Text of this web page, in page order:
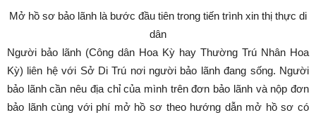
Mở hồ sơ bảo lãnh là bước đầu tiên trong tiến trình xin thị thực di
dân
Người bảo lãnh (Công dân Hoa Kỳ hay Thường Trú Nhân Hoa
Kỳ) liên hệ với Sở Di Trú nơi người bảo lãnh đang sống. Người
bảo lãnh cần nêu địa chỉ của mình trên đơn bảo lãnh và nộp đơn
bảo lãnh cùng với phí mở hồ sơ theo hướng dẫn mở hồ sơ có